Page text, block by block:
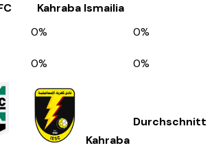
Kahraba Ismailia
0% 0%
0% 0%
Kahraba
Durchschnitt